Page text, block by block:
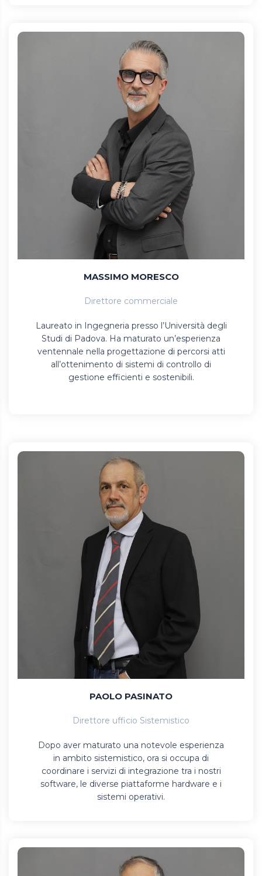
MASSIMO MORESCO
Direttore commerciale
Laureato in Ingegneria presso l’Università degli
Studi di Padova. Ha maturato un’esperienza
ventennale nella progettazione di percorsi atti
all’ottenimento di sistemi di controllo di
gestione efficienti e sostenibili.
PAOLO PASINATO
Direttore ufficio Sistemistico
Dopo aver maturato una notevole esperienza
in ambito sistemistico, ora si occupa di
coordinare i servizi di integrazione tra i nostri
software, le diverse piattaforme hardware e i
sistemi operativi.